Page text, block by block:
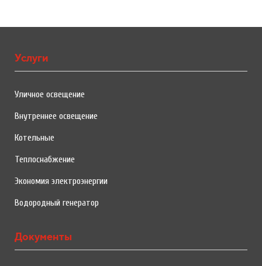
Услуги
Уличное освещение
Внутреннее освещение
Котельные
Теплоснабжение
Экономия электроэнергии
Водородный генератор
Документы